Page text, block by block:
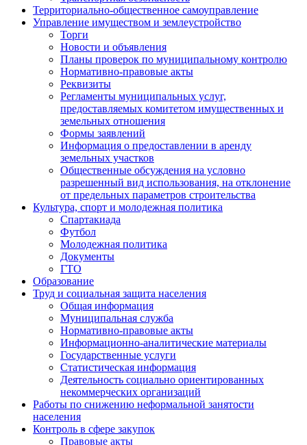
Территориально-общественное самоуправление
Управление имуществом и землеустройство
Торги
Новости и объявления
Планы проверок по муниципальному контролю
Нормативно-правовые акты
Реквизиты
Регламенты муниципальных услуг,
предоставляемых комитетом имущественных и
земельных отношения
Формы заявлений
Информация о предоставлении в аренду
земельных участков
Общественные обсуждения на условно
разрешенный вид использования, на отклонение
от предельных параметров строительства
Культура, спорт и молодежная политика
Спартакиада
Футбол
Молодежная политика
Документы
ГТО
Образование
Труд и социальная защита населения
Общая информация
Муниципальная служба
Нормативно-правовые акты
Информационно-аналитические материалы
Государственные услуги
Статистическая информация
Деятельность социально ориентированных
некоммерческих организаций
Работы по снижению неформальной занятости
населения
Контроль в сфере закупок
Правовые акты